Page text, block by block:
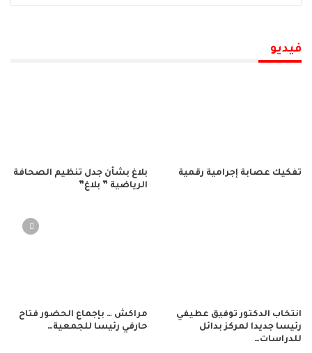
فيديو
تفكيك عصابة إجرامية رقمية
بلاغ بشأن جدل تنظيم الصحافة
الرياضية ” بلاغ”
انتخاب الدكتور توفيق عطيفي
رئيسا جديدا لمركز بدائل
للدراسات…
مراكش … بإجماع الحضور فتاح
حارفي رئيسا للجمعية…